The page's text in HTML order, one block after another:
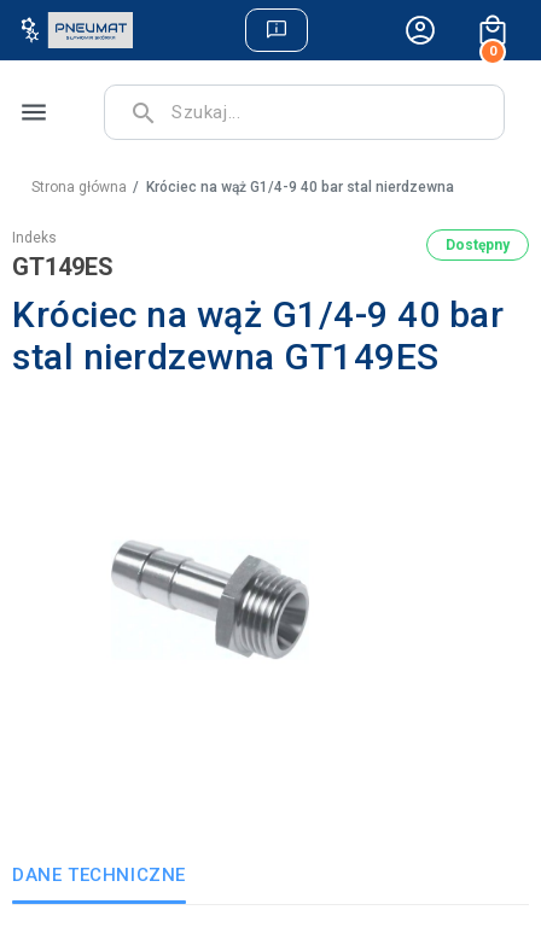
0
menu search
Strona główna Króciec na wąż G1/4-9 40 bar stal nierdzewna
Indeks
GT149ES
Dostępny
Króciec na wąż G1/4-9 40 bar
stal nierdzewna GT149ES
DANE TECHNICZNE